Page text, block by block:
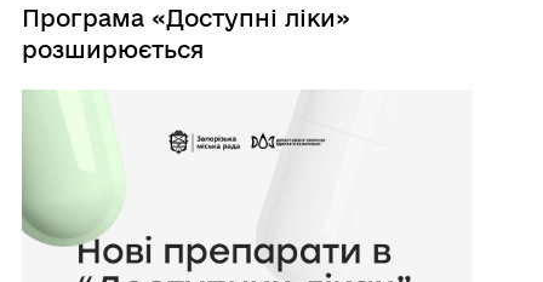
Програма «Доступні ліки»
розширюється